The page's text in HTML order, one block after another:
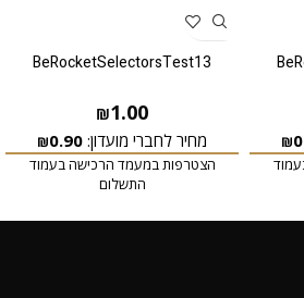
₪
BeRocketSelectorsTest13
₪1.00
מחיר לחברי מועדון: ₪0.90
הצטרפות במעמד הרכישה בעמוד
התשלום